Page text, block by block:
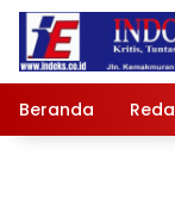
Langsung
konten
Beranda